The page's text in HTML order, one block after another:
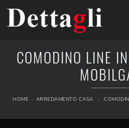
COMODINO LINE
HOME - ARREDAMENTO CASA -